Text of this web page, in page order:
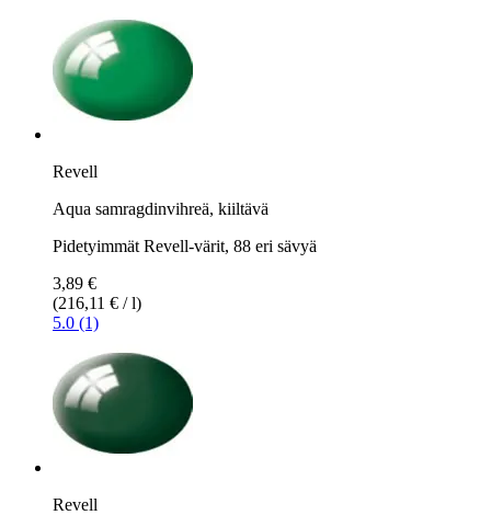
Revell
Aqua samragdinvihreä, kiiltävä
Pidetyimmät Revell-värit, 88 eri sävyä
3,89 €
(216,11 € / l)
5.0 (1)
Revell